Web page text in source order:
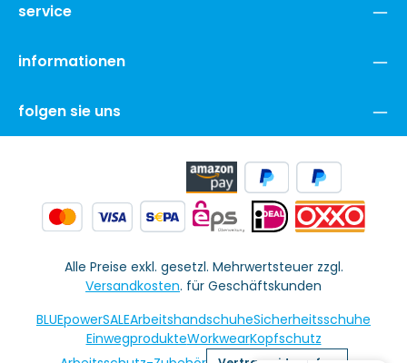
service
informationen
folgen sie uns
Alle Preise exkl. gesetzl. Mehrwertsteuer zzgl.
Versandkosten. für Geschäftskunden
BLUEpowerSALEArbeitshandschuheSicherheitsschuhe
EinwegprodukteWorkwearKopfschutz